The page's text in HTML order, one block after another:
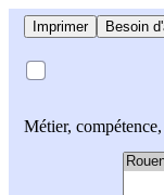
Imprimer Besoin
Métier,